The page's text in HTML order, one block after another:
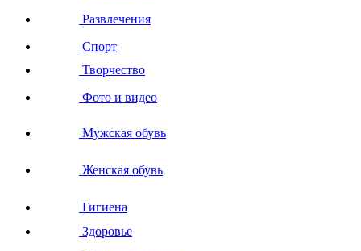
Развлечения
Спорт
Творчество
Фото и видео
Мужская обувь
Женская обувь
Гигиена
Здоровье